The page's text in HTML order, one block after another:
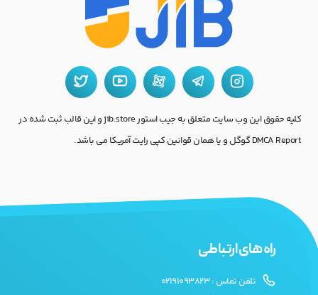
کلیه حقوق این وب سایت متعلق به جیب استور jib.store و این قالب ثبت شده در
DMCA Report گوگل و یا همان قوانین کپی رایت آمریکا می باشد.
راه های ارتباطی
تلفن تماس : 02191093823